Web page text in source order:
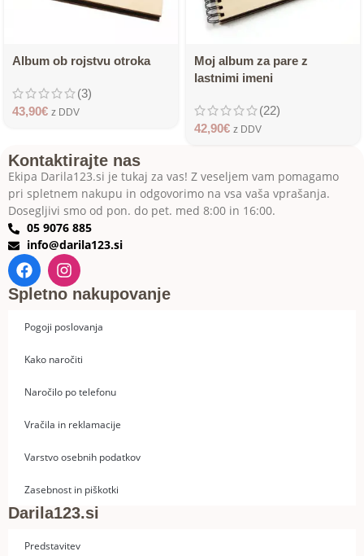
Album ob rojstvu otroka
(3)
43,90€ z DDV
Moj album za pare z
lastnimi imeni
(22)
42,90€ z DDV
Kontaktirajte nas
Ekipa Darila123.si je tukaj za vas! Z veseljem vam pomagamo
pri spletnem nakupu in odgovorimo na vsa vaša vprašanja.
Dosegljivi smo od pon. do pet. med 8:00 in 16:00.
05 9076 885
info@darila123.si
Spletno nakupovanje
Pogoji poslovanja
Kako naročiti
Naročilo po telefonu
Vračila in reklamacije
Varstvo osebnih podatkov
Zasebnost in piškotki
Darila123.si
Predstavitev